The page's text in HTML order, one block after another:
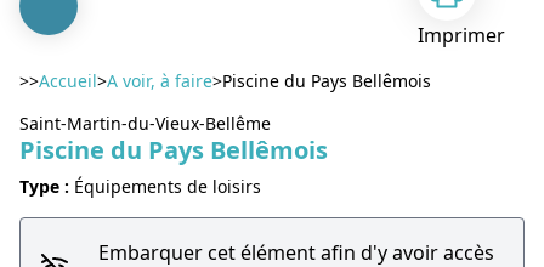
Imprimer
>>Accueil>A voir, à faire>Piscine du Pays Bellêmois
Saint-Martin-du-Vieux-Bellême
Piscine du Pays Bellêmois
Type : Équipements de loisirs
Embarquer cet élément afin d'y avoir accès